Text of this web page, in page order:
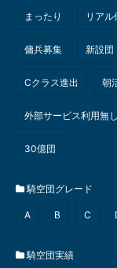
まったり リアル
傭兵募集 新設団
Cクラス進出 朝
外部サービス利用無し
30億団
騎空団グレード
A B C
騎空団実績